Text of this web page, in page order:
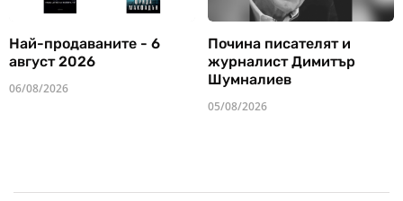
Най-продаваните - 6
август 2026
06/08/2026
Почина писателят и
журналист Димитър
Шумналиев
05/08/2026